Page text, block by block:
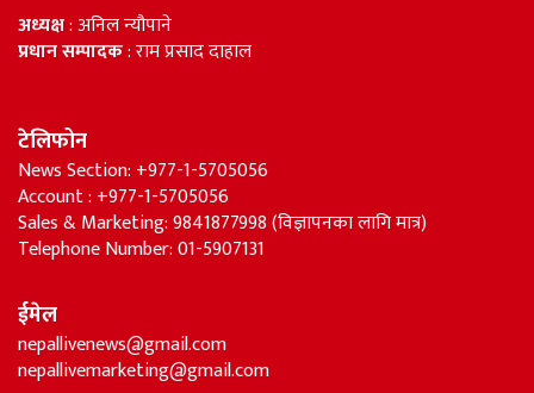
अध्यक्ष: अनिल न्यौपाने
प्रधान सम्पादक: राम प्रसाद दाहाल
टेलिफोन
News Section: +977-1-5705056
Account : +977-1-5705056
Sales & Marketing: 9841877998 (विज्ञापनका लागि मात्र)
Telephone Number: 01-5907131
ईमेल
nepallivenews@gmail.com
nepallivemarketing@gmail.com